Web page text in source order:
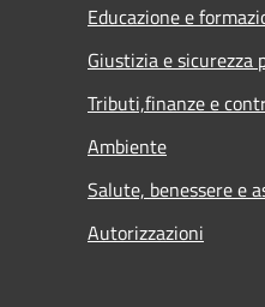
Educazione e
Giustizia e sicurezza
Tributi,finanze e
Ambiente
Salute, benessere e
Autorizzazioni